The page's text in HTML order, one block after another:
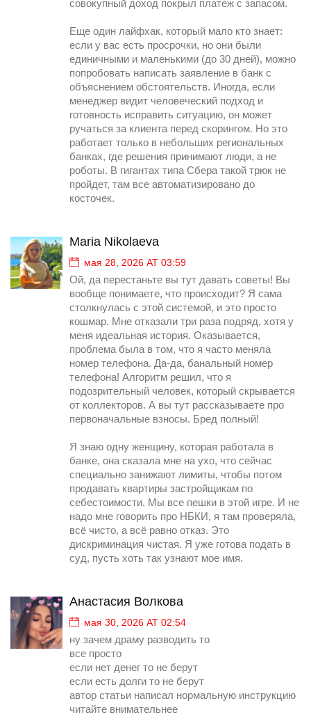
совокупный доход покрыл платеж с запасом.
Еще один лайфхак, который мало кто знает:
если у вас есть просрочки, но они были
единичными и маленькими (до 30 дней), можно
попробовать написать заявление в банк с
объяснением обстоятельств. Иногда, если
менеджер видит человеческий подход и
готовность исправить ситуацию, он может
ручаться за клиента перед скорингом. Но это
работает только в небольших региональных
банках, где решения принимают люди, а не
роботы. В гигантах типа Сбера такой трюк не
пройдет, там все автоматизировано до
косточек.
Maria Nikolaeva
мая 28, 2026 AT 03:59
Ой, да перестаньте вы тут давать советы! Вы
вообще понимаете, что происходит? Я сама
столкнулась с этой системой, и это просто
кошмар. Мне отказали три раза подряд, хотя у
меня идеальная история. Оказывается,
проблема была в том, что я часто меняла
номер телефона. Да-да, банальный номер
телефона! Алгоритм решил, что я
подозрительный человек, который скрывается
от коллекторов. А вы тут рассказываете про
первоначальные взносы. Бред полный!
Я знаю одну женщину, которая работала в
банке, она сказала мне на ухо, что сейчас
специально занижают лимиты, чтобы потом
продавать квартиры застройщикам по
себестоимости. Мы все пешки в этой игре. И не
надо мне говорить про НБКИ, я там проверяла,
всё чисто, а всё равно отказ. Это
дискриминация чистая. Я уже готова подать в
суд, пусть хоть так узнают мое имя.
Анастасия Волкова
мая 30, 2026 AT 02:54
ну зачем драму разводить то
все просто
если нет денег то не берут
если есть долги то не берут
автор статьи написал нормальную инструкцию
читайте внимательнее